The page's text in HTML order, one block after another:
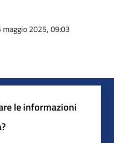
maggio 2025, 09:03
le informazioni